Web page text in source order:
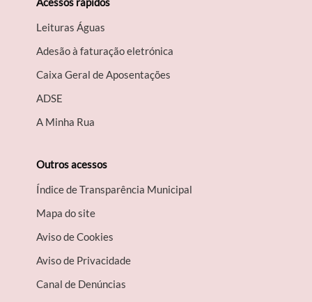
Leituras Águas
Adesão à faturação eletrónica
Caixa Geral de Aposentações
A​DSE
A Minha Rua
Outros acessos
Índice de Transparência Municipal
Mapa do site
Aviso de Cookies
Aviso de Privacidade
Canal de Denúncias